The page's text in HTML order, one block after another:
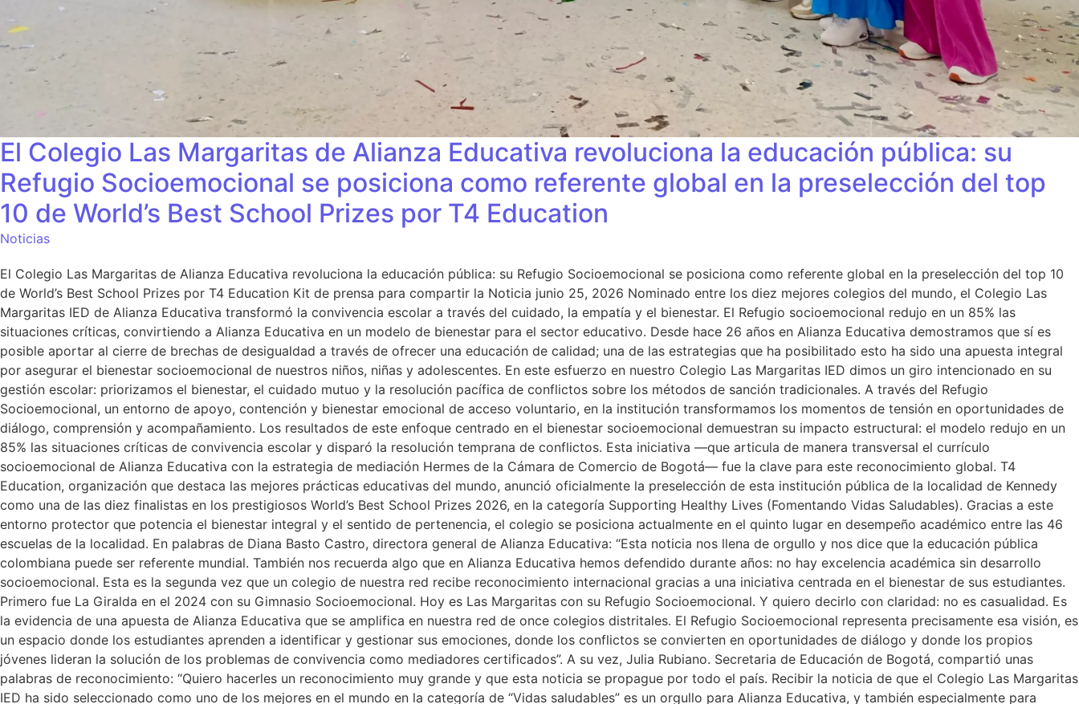
El Colegio Las Margaritas de Alianza Educativa revoluciona la educación pública: su
Refugio Socioemocional se posiciona como referente global en la preselección del top
10 de World’s Best School Prizes por T4 Education
Noticias
El Colegio Las Margaritas de Alianza Educativa revoluciona la educación pública: su Refugio Socioemocional se posiciona como referente global en la preselección del top 10
de World’s Best School Prizes por T4 Education Kit de prensa para compartir la Noticia junio 25, 2026 Nominado entre los diez mejores colegios del mundo, el Colegio Las
Margaritas IED de Alianza Educativa transformó la convivencia escolar a través del cuidado, la empatía y el bienestar. El Refugio socioemocional redujo en un 85% las
situaciones críticas, convirtiendo a Alianza Educativa en un modelo de bienestar para el sector educativo. Desde hace 26 años en Alianza Educativa demostramos que sí es
posible aportar al cierre de brechas de desigualdad a través de ofrecer una educación de calidad; una de las estrategias que ha posibilitado esto ha sido una apuesta integral
por asegurar el bienestar socioemocional de nuestros niños, niñas y adolescentes. En este esfuerzo en nuestro Colegio Las Margaritas IED dimos un giro intencionado en su
gestión escolar: priorizamos el bienestar, el cuidado mutuo y la resolución pacífica de conflictos sobre los métodos de sanción tradicionales. A través del Refugio
Socioemocional, un entorno de apoyo, contención y bienestar emocional de acceso voluntario, en la institución transformamos los momentos de tensión en oportunidades de
diálogo, comprensión y acompañamiento. Los resultados de este enfoque centrado en el bienestar socioemocional demuestran su impacto estructural: el modelo redujo en un
85% las situaciones críticas de convivencia escolar y disparó la resolución temprana de conflictos. Esta iniciativa —que articula de manera transversal el currículo
socioemocional de Alianza Educativa con la estrategia de mediación Hermes de la Cámara de Comercio de Bogotá— fue la clave para este reconocimiento global. T4
Education, organización que destaca las mejores prácticas educativas del mundo, anunció oficialmente la preselección de esta institución pública de la localidad de Kennedy
como una de las diez finalistas en los prestigiosos World’s Best School Prizes 2026, en la categoría Supporting Healthy Lives (Fomentando Vidas Saludables). Gracias a este
entorno protector que potencia el bienestar integral y el sentido de pertenencia, el colegio se posiciona actualmente en el quinto lugar en desempeño académico entre las 46
escuelas de la localidad. En palabras de Diana Basto Castro, directora general de Alianza Educativa: “Esta noticia nos llena de orgullo y nos dice que la educación pública
colombiana puede ser referente mundial. También nos recuerda algo que en Alianza Educativa hemos defendido durante años: no hay excelencia académica sin desarrollo
socioemocional. Esta es la segunda vez que un colegio de nuestra red recibe reconocimiento internacional gracias a una iniciativa centrada en el bienestar de sus estudiantes.
Primero fue La Giralda en el 2024 con su Gimnasio Socioemocional. Hoy es Las Margaritas con su Refugio Socioemocional. Y quiero decirlo con claridad: no es casualidad. Es
la evidencia de una apuesta de Alianza Educativa que se amplifica en nuestra red de once colegios distritales. El Refugio Socioemocional representa precisamente esa visión, es
un espacio donde los estudiantes aprenden a identificar y gestionar sus emociones, donde los conflictos se convierten en oportunidades de diálogo y donde los propios
jóvenes lideran la solución de los problemas de convivencia como mediadores certificados”. A su vez, Julia Rubiano. Secretaria de Educación de Bogotá, compartió unas
palabras de reconocimiento: “Quiero hacerles un reconocimiento muy grande y que esta noticia se propague por todo el país. Recibir la noticia de que el Colegio Las Margaritas
IED ha sido seleccionado como uno de los mejores en el mundo en la categoría de “Vidas saludables” es un orgullo para Alianza Educativa, y también especialmente para